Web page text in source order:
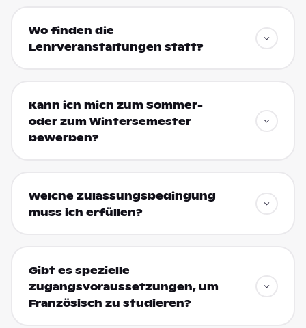
Wo finden die
Lehrveranstaltungen statt?
Kann ich mich zum Sommer-
oder zum Wintersemester
bewerben?
Welche Zulassungsbedingung
muss ich erfüllen?
Gibt es spezielle
Zugangsvoraussetzungen, um
Französisch zu studieren?